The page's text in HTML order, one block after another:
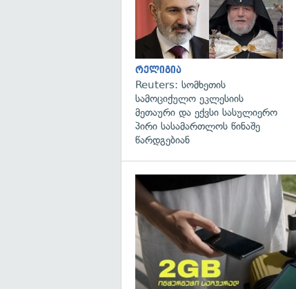
რელიგია
Reuters: სომხეთის
სამოციქულო ეკლესიის
მეთაური და ექვსი სასულიერო
პირი სასამართლოს წინაშე
წარდგებიან